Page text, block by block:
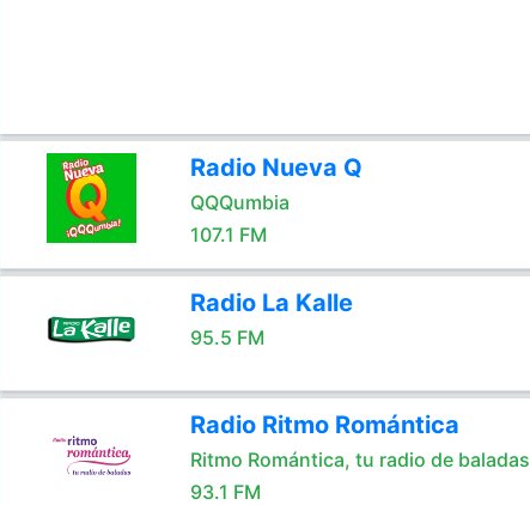
Radio Nueva Q
QQQumbia
107.1 FM
Radio La Kalle
95.5 FM
Radio Ritmo Romántica
Ritmo Romántica, tu radio de baladas
93.1 FM